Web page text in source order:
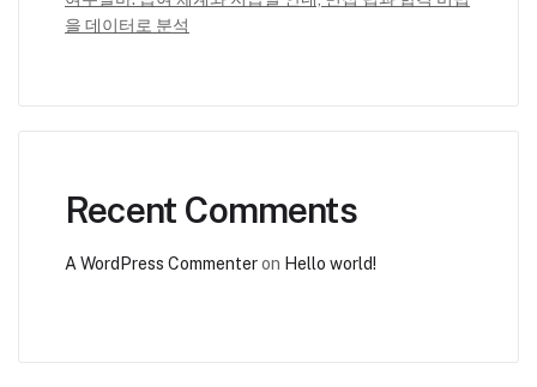
을 데이터로 분석
Recent Comments
A WordPress Commenteron Hello world!